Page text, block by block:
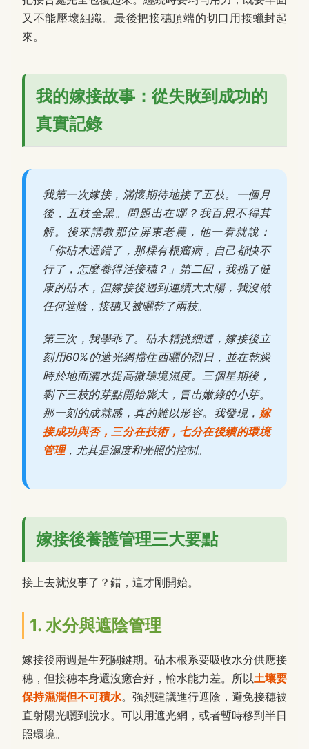
又不能壓壞組織。最後把接穗頂端的切口用接蠟封起
來。
我的嫁接故事：從失敗到成功的
真實記錄
我第一次嫁接，滿懷期待地接了五枝。一個月
後，五枝全黑。問題出在哪？我百思不得其
解。後來請教那位屏東老農，他一看就說：
「你砧木選錯了，那棵有根瘤病，自己都快不
行了，怎麼養得活接穗？」第二回，我挑了健
康的砧木，但嫁接後遇到連續大太陽，我沒做
任何遮陰，接穗又被曬乾了兩枝。
第三次，我學乖了。砧木精挑細選，嫁接後立
刻用60%的遮光網擋住西曬的烈日，並在乾燥
時於地面灑水提高微環境濕度。三個星期後，
剩下三枝的芽點開始膨大，冒出嫩綠的小芽。
那一刻的成就感，真的難以形容。我發現， 嫁
接成功與否，三分在技術，七分在後續的環境
管理，尤其是濕度和光照的控制。
嫁接後養護管理三大要點
接上去就沒事了？錯，這才剛開始。
1. 水分與遮陰管理
嫁接後兩週是生死關鍵期。砧木根系要吸收水分供應接
穗，但接穗本身還沒癒合好，輸水能力差。所以土壤要
保持濕潤但不可積水。強烈建議進行遮陰，避免接穗被
直射陽光曬到脫水。可以用遮光網，或者暫時移到半日
照環境。